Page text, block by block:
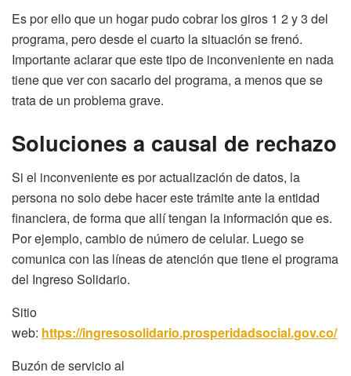
Es por ello que un hogar pudo cobrar los giros 1 2 y 3 del
programa, pero desde el cuarto la situación se frenó.
Importante aclarar que este tipo de inconveniente en nada
tiene que ver con sacarlo del programa, a menos que se
trata de un problema grave.
Soluciones a causal de rechazo
Si el inconveniente es por actualización de datos, la
persona no solo debe hacer este trámite ante la entidad
financiera, de forma que allí tengan la información que es.
Por ejemplo, cambio de número de celular. Luego se
comunica con las líneas de atención que tiene el programa
del Ingreso Solidario.
Sitio
web: https://ingresosolidario.prosperidadsocial.gov.co/
Buzón de servicio al